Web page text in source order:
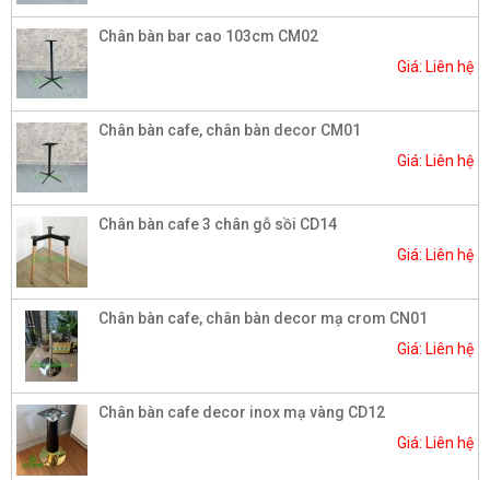
Chân bàn bar cao 103cm CM02
Giá: Liên hệ
Chân bàn cafe, chân bàn decor CM01
Giá: Liên hệ
Chân bàn cafe 3 chân gỗ sồi CD14
Giá: Liên hệ
Chân bàn cafe, chân bàn decor mạ crom CN01
Giá: Liên hệ
Chân bàn cafe decor inox mạ vàng CD12
Giá: Liên hệ